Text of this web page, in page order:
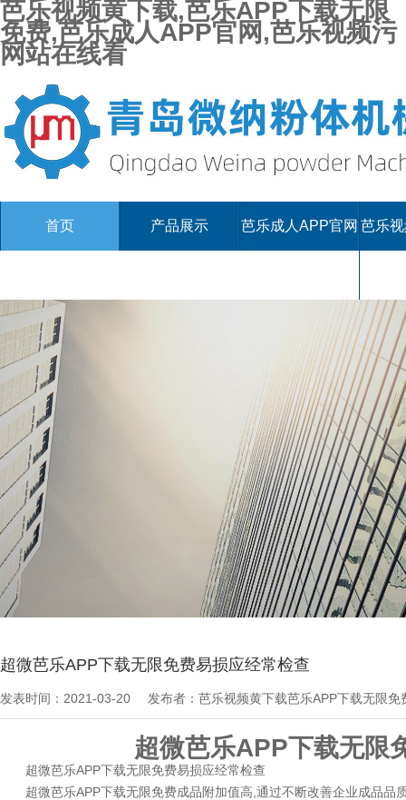
芭乐视频黄下载,芭乐APP下载无限
免费,芭乐成人APP官网,芭乐视频污
网站在线看
首页 产品展示 芭乐成人APP官网 芭乐
芭乐APP下载无限免费文章>最新资讯
超微芭乐APP下载无限免费易损应经常检查
发表时间：2021-03-20 发布者：芭乐视频黄下载芭乐APP下载无限
超微芭乐APP下载无限
超微芭乐APP下载无限免费易损应经常检查
超微芭乐APP下载无限免费成品附加值高,通过不断改善企业成品品质,